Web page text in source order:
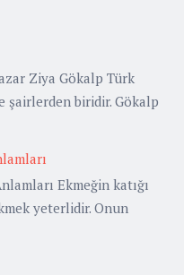
Ziya Gökalp Türk
şairlerden biridir. Gökalp
Ekmeğin katığı
yeterlidir. Onun